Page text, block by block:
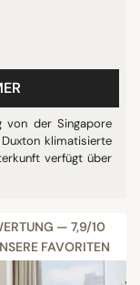
von der Singapore
klimatisierte
verfügt über
— 7,9/10
FAVORITEN